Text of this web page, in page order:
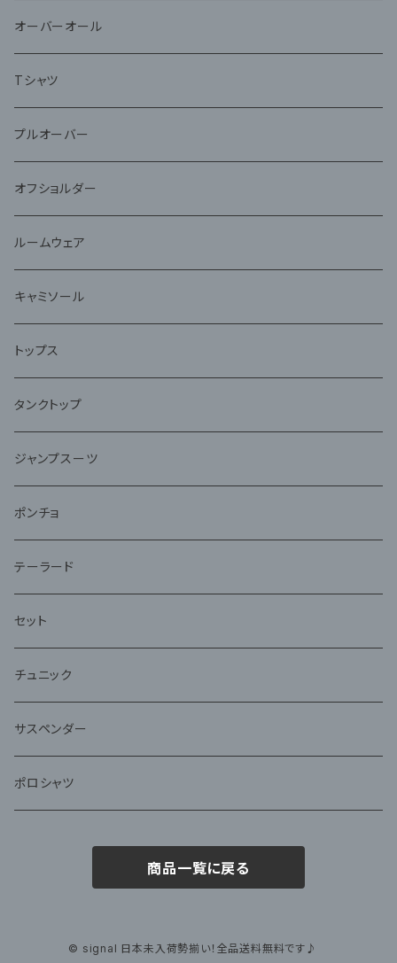
オーバーオール
Tシャツ
プルオーバー
オフショルダー
ルームウェア
キャミソール
トップス
タンクトップ
ジャンプスーツ
ポンチョ
テーラード
セット
チュニック
サスペンダー
ポロシャツ
商品一覧に戻る
© signal 日本未入荷勢揃い！全品送料無料です♪